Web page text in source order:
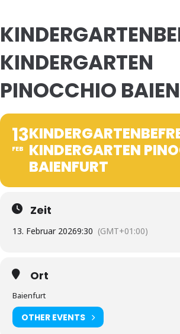
KINDERGARTEN
PINOCCHIO
13
FEB
KINDERGARTEN
BAIENFURT
Zeit
13. Februar 20269:30 (GMT+01:00)
Ort
Baienfurt
OTHER EVENTS